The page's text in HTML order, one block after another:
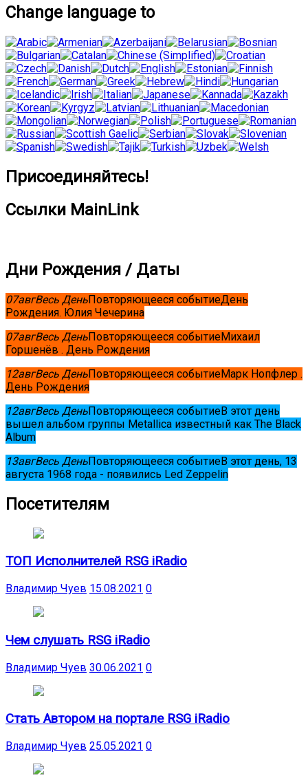
Change language to
Присоединяйтесь!
Ссылки MainLink
Дни Рождения / Даты
07авгВесь ДеньПовторяющееся событиеДень
Рождения. Юлия Чечерина
07авгВесь ДеньПовторяющееся событиеМихаил
Горшенёв . День Рождения
12авгВесь ДеньПовторяющееся событиеМарк Нопфлер .
День Рождения
12авгВесь ДеньПовторяющееся событиеВ этот день
вышел альбом группы Metallica известный как The Black
Album
13авгВесь ДеньПовторяющееся событиеВ этот день, 13
августа 1968 года - появились Led Zeppelin
Посетителям
ТОП Исполнителей RSG iRadio
Владимир Чуев 15.08.2021 0
Чем слушать RSG iRadio
Владимир Чуев 30.06.2021 0
Стать Автором на портале RSG iRadio
Владимир Чуев 25.05.2021 0